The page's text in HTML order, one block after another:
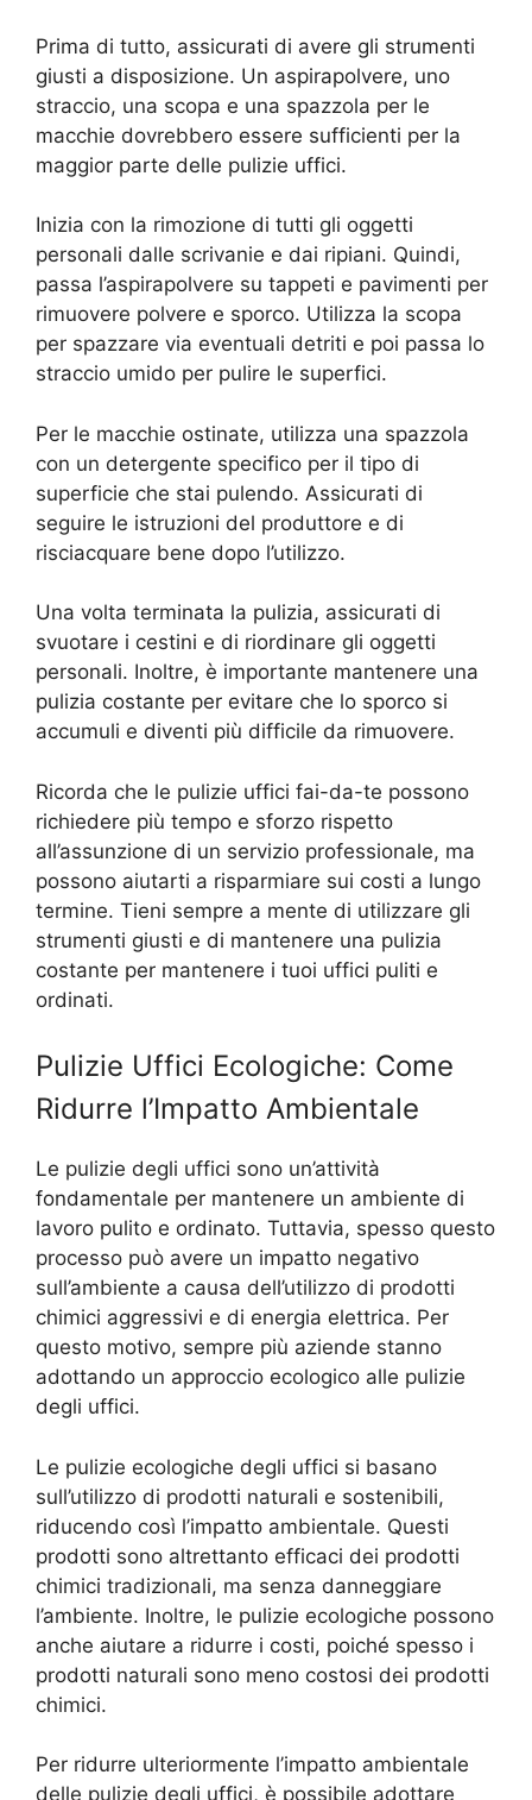
Prima di tutto, assicurati di avere gli strumenti
giusti a disposizione. Un aspirapolvere, uno
straccio, una scopa e una spazzola per le
macchie dovrebbero essere sufficienti per la
maggior parte delle pulizie uffici.
Inizia con la rimozione di tutti gli oggetti
personali dalle scrivanie e dai ripiani. Quindi,
passa l’aspirapolvere su tappeti e pavimenti per
rimuovere polvere e sporco. Utilizza la scopa
per spazzare via eventuali detriti e poi passa lo
straccio umido per pulire le superfici.
Per le macchie ostinate, utilizza una spazzola
con un detergente specifico per il tipo di
superficie che stai pulendo. Assicurati di
seguire le istruzioni del produttore e di
risciacquare bene dopo l’utilizzo.
Una volta terminata la pulizia, assicurati di
svuotare i cestini e di riordinare gli oggetti
personali. Inoltre, è importante mantenere una
pulizia costante per evitare che lo sporco si
accumuli e diventi più difficile da rimuovere.
Ricorda che le pulizie uffici fai-da-te possono
richiedere più tempo e sforzo rispetto
all’assunzione di un servizio professionale, ma
possono aiutarti a risparmiare sui costi a lungo
termine. Tieni sempre a mente di utilizzare gli
strumenti giusti e di mantenere una pulizia
costante per mantenere i tuoi uffici puliti e
ordinati.
Pulizie Uffici Ecologiche: Come
Ridurre l’Impatto Ambientale
Le pulizie degli uffici sono un’attività
fondamentale per mantenere un ambiente di
lavoro pulito e ordinato. Tuttavia, spesso questo
processo può avere un impatto negativo
sull’ambiente a causa dell’utilizzo di prodotti
chimici aggressivi e di energia elettrica. Per
questo motivo, sempre più aziende stanno
adottando un approccio ecologico alle pulizie
degli uffici.
Le pulizie ecologiche degli uffici si basano
sull’utilizzo di prodotti naturali e sostenibili,
riducendo così l’impatto ambientale. Questi
prodotti sono altrettanto efficaci dei prodotti
chimici tradizionali, ma senza danneggiare
l’ambiente. Inoltre, le pulizie ecologiche possono
anche aiutare a ridurre i costi, poiché spesso i
prodotti naturali sono meno costosi dei prodotti
chimici.
Per ridurre ulteriormente l’impatto ambientale
delle pulizie degli uffici, è possibile adottare